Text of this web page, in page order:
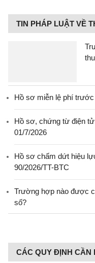
TIN PHÁP LUẬT VỀ
Hồ sơ miễn lệ phí trước
Hồ sơ, chứng từ điện
01/7/2026
Hồ sơ chấm dứt hiệu
90/2026/TT-BTC
Trường hợp nào được
số?
CÁC QUY ĐỊNH CẦN